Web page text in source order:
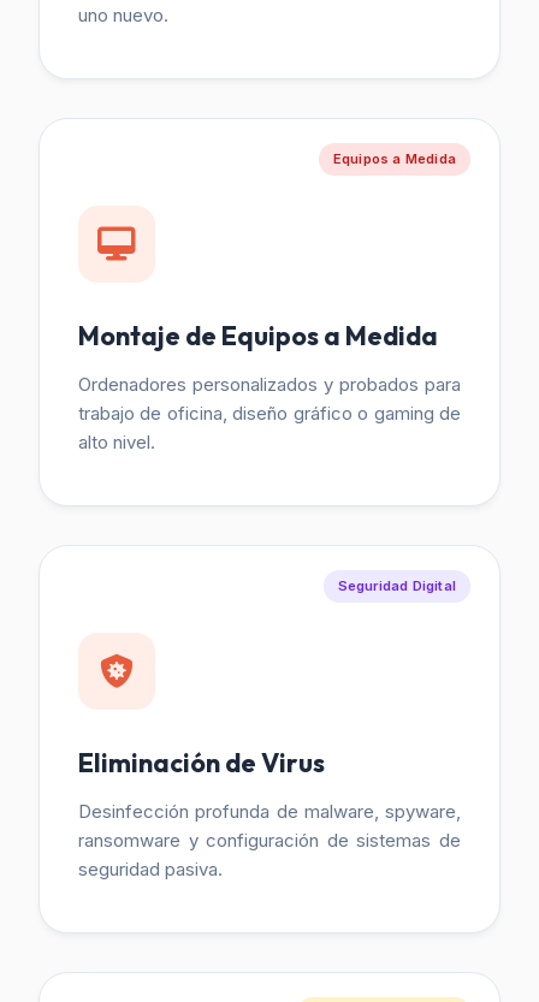
uno nuevo.
Equipos a Medida
Montaje de Equipos a Medida
Ordenadores personalizados y probados para
trabajo de oficina, diseño gráfico o gaming de
alto nivel.
Seguridad Digital
Eliminación de Virus
Desinfección profunda de malware, spyware,
ransomware y configuración de sistemas de
seguridad pasiva.